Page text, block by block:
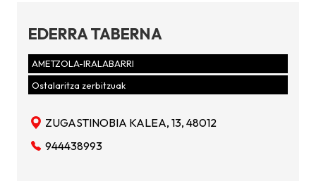
EDERRA TABERNA
AMETZOLA-IRALABARRI
Ostalaritza zerbitzuak
ZUGASTINOBIA KALEA, 13, 48012
944438993